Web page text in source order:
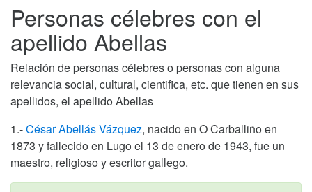
Personas célebres con el
apellido Abellas
Relación de personas célebres o personas con alguna
relevancia social, cultural, cientifica, etc. que tienen en sus
apellidos, el apellido Abellas
1.-César Abellás Vázquez, nacido en O Carballiño en
1873 y fallecido en Lugo el 13 de enero de 1943, fue un
maestro, religioso y escritor gallego.